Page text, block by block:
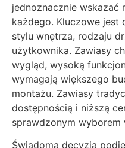
jednoznacznie wskazać
każdego. Kluczowe jest
stylu wnętrza, rodzaju
użytkownika. Zawiasy
wygląd, wysoką
wymagają większego
montażu. Zawiasy
dostępnością i niższą
sprawdzonym wyborem
Świadoma decyzja